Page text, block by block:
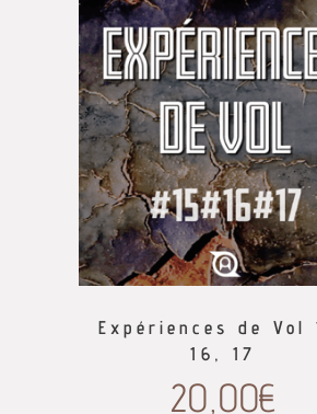
Expériences de Vol
16, 17
20,00€